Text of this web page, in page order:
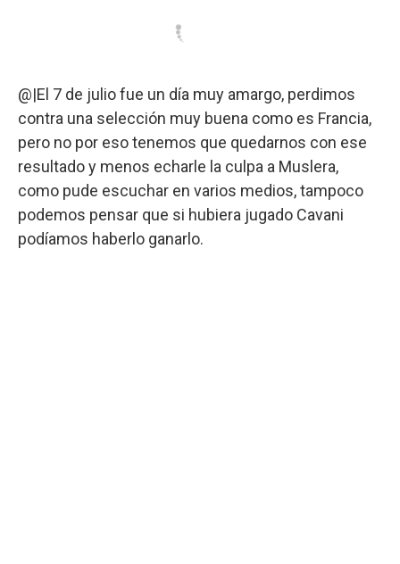
@|El 7 de julio fue un día muy amargo, perdimos
contra una selección muy buena como es Francia,
pero no por eso tenemos que quedarnos con ese
resultado y menos echarle la culpa a Muslera,
como pude escuchar en varios medios, tampoco
podemos pensar que si hubiera jugado Cavani
podíamos haberlo ganarlo.